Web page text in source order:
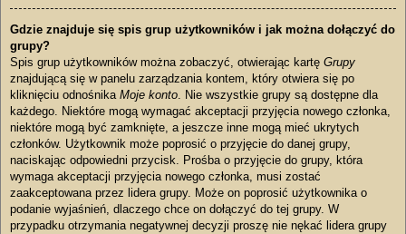
Gdzie znajduje się spis grup użytkowników i jak można dołączyć do
grupy?
Spis grup użytkowników można zobaczyć, otwierając kartę Grupy
znajdującą się w panelu zarządzania kontem, który otwiera się po
kliknięciu odnośnika Moje konto. Nie wszystkie grupy są dostępne dla
każdego. Niektóre mogą wymagać akceptacji przyjęcia nowego członka,
niektóre mogą być zamknięte, a jeszcze inne mogą mieć ukrytych
członków. Użytkownik może poprosić o przyjęcie do danej grupy,
naciskając odpowiedni przycisk. Prośba o przyjęcie do grupy, która
wymaga akceptacji przyjęcia nowego członka, musi zostać
zaakceptowana przez lidera grupy. Może on poprosić użytkownika o
podanie wyjaśnień, dlaczego chce on dołączyć do tej grupy. W
przypadku otrzymania negatywnej decyzji proszę nie nękać lidera grupy